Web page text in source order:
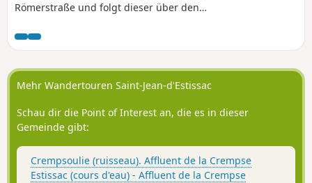
Römerstraße und folgt dieser über den
Im weiteren Verlauf durchquert die Route
erneut das Tal und die Louyre, dann das
Barbeyrol-Tal und das Sérouze-Tal, wobei
diese beiden Bäche Nebenflüsse der Louyre
Mehr Wandertouren Saint-Jean-d'Estissac
Schau dir die Point of Interest an, die es in dieser
Gemeinde gibt:
Crempsoulie (ruisseau). Affluent de la Crempse
Estissac (cours d'eau) - Affluent de la Crempse